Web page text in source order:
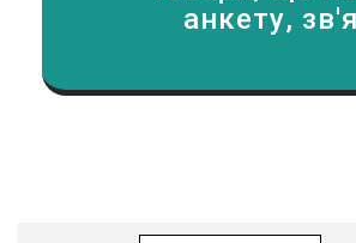
анкету,